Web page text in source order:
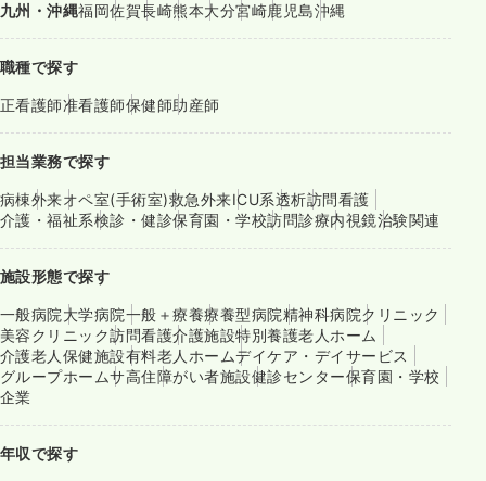
九州・沖縄福岡佐賀長崎熊本大分宮崎鹿児島沖縄
職種で探す
正看護師准看護師保健師助産師
担当業務で探す
病棟外来オペ室(手術室)救急外来ICU系透析訪問看護
介護・福祉系検診・健診保育園・学校訪問診療内視鏡治験関連
施設形態で探す
一般病院大学病院一般＋療養療養型病院精神科病院クリニック
美容クリニック訪問看護介護施設特別養護老人ホーム
介護老人保健施設有料老人ホームデイケア・デイサービス
グループホームサ高住障がい者施設健診センター保育園・学校
企業
年収で探す